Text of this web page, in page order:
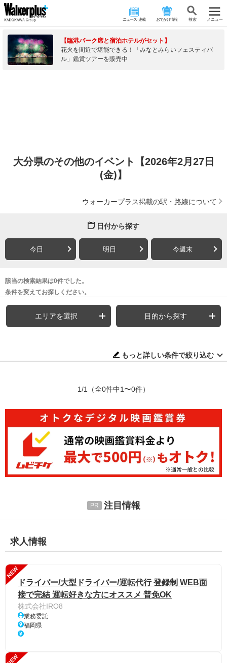
ニュース･連載 おでかけ情報 検 索 メニュー
【臨港パーク席と宿泊ホテルがセット】
花火を間近で堪能できる！「みなとみらいフェスティバ
ル」鑑賞ツアーを販売中
大分県のその他のイベント【2026年2月27日
(金)】
ウォーカープラス掲載の駅・路線について
日付から探す
今日 明日 今週末
該当の検索結果は0件でした。
条件を変えてお探しください。
エリアを選択 目的から探す
もっと詳しい条件で絞り込む
1/1 （全0件中1〜0件）
注目情報
求人情報
NEW
ドライバー/大型ドライバー/運転代行 登録制 WEB面
接で完結 運転好きな方にオススメ 普免OK
株式会社IRO8
業務委託
福岡県
NEW